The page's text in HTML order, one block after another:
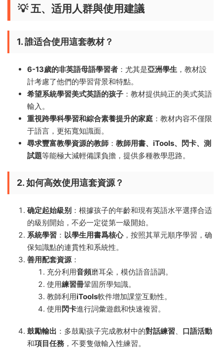
💡 五、适用人群與使用建議
1. 誰适合使用這套教材？
6-13歲的非英語母語學習者 ：尤其是亞洲學生 ，教材設
計考慮了他們的學習背景和特點。
希望系統學習美式英語的孩子 ：教材提供純正的美式英語
輸入。
重視跨學科學習和綜合素養提升的家庭 ：教材内容不僅限
于語言，更拓寬知識面。
尋求豐富教學資源的教師 ： 教師用書、iTools、閃卡、測
試題等能極大減輕備課負擔，提供多種教學思路。
2. 如何高效使用這套資源？
确定起始級别 ：根據孩子的年齡和現有英語水平選擇合适
的級别開始，不必一定從第一級開始。
系統學習 ： 以學生用書爲核心，按照其單元順序學習，确
保知識點的連貫性和系統性。
善用配套資源：
充分利用音頻磨耳朵，模仿語音語調。
使用練習冊鞏固所學知識。
教師利用iTools軟件增加課堂互動性。
使用閃卡進行詞彙遊戲和快速複習。
鼓勵輸出 ：多鼓勵孩子完成教材中的對話練習、 口語活動
和項目任務 ，不要隻做輸入性練習。